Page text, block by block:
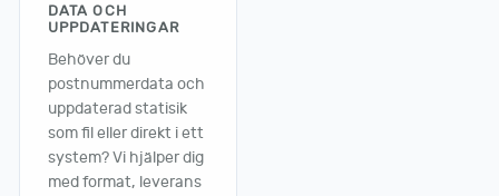
DATA OCH
UPPDATERINGAR
Behöver du
postnummerdata och
uppdaterad statisik
som fil eller direkt i ett
system? Vi hjälper dig
med format, leverans